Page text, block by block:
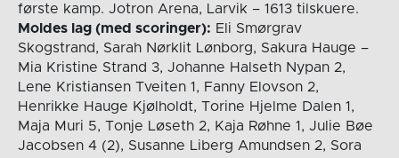
første kamp. Jotron Arena, Larvik – 1613 tilskuere.
Moldes lag (med scoringer): Eli Smørgrav
Skogstrand, Sarah Nørklit Lønborg, Sakura Hauge –
Mia Kristine Strand 3, Johanne Halseth Nypan 2,
Lene Kristiansen Tveiten 1, Fanny Elovson 2,
Henrikke Hauge Kjølholdt, Torine Hjelme Dalen 1,
Maja Muri 5, Tonje Løseth 2, Kaja Røhne 1, Julie Bøe
Jacobsen 4 (2), Susanne Liberg Amundsen 2, Sora